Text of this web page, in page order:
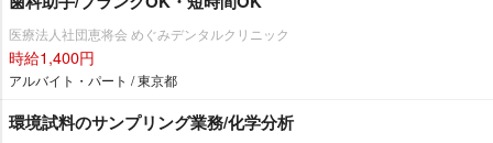
医療法人社団恵将会 めぐみデンタルクリニック
時給1,400円
アルバイト・パート / 東京都
環境試料のサンプリング業務/化学分析